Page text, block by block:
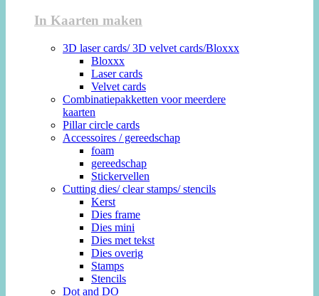
In Kaarten maken
3D laser cards/ 3D velvet cards/Bloxxx
Bloxxx
Laser cards
Velvet cards
Combinatiepakketten voor meerdere
kaarten
Pillar circle cards
Accessoires / gereedschap
foam
gereedschap
Stickervellen
Cutting dies/ clear stamps/ stencils
Kerst
Dies frame
Dies mini
Dies met tekst
Dies overig
Stamps
Stencils
Dot and DO